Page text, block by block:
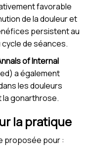
favorable
de la douleur et
persistent au
cycle de séances.
of Internal
a également
les douleurs
gonarthrose.
la pratique
proposée pour :